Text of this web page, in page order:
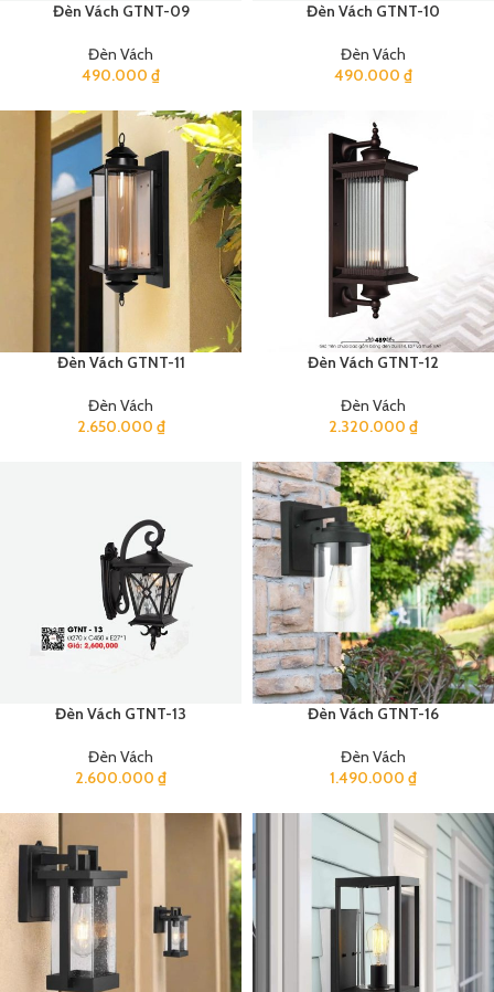
Đèn Vách GTNT-09
Đèn Vách
490.000 ₫
Đèn Vách GTNT-10
Đèn Vách
490.000 ₫
Đèn Vách GTNT-11
Đèn Vách
2.650.000 ₫
Đèn Vách GTNT-12
Đèn Vách
2.320.000 ₫
Đèn Vách GTNT-13
Đèn Vách
2.600.000 ₫
Đèn Vách GTNT-16
Đèn Vách
1.490.000 ₫